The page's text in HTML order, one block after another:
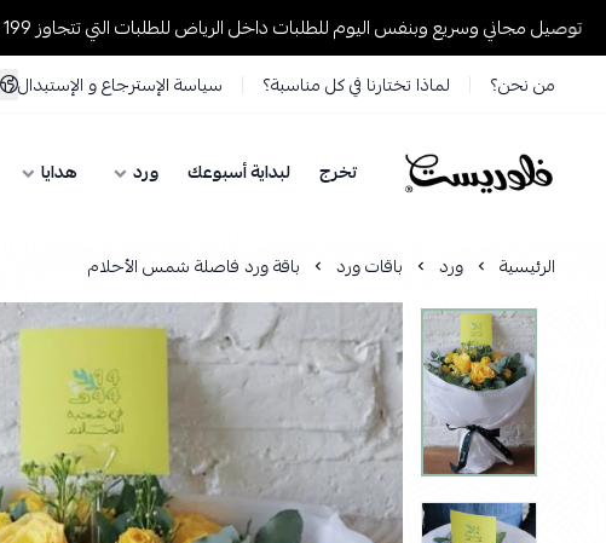
مجاني وسريع وبنفس اليوم للطلبات داخل الرياض للطلبات التي تتجاوز 199 ريال🚚
من نحن؟ لماذا تختارنا في كل مناسبة؟ سياسة الإسترجاع و الإستبدال
فلوريست Florist تخرج لبداية أسبوعك ورد هدايا
الرئيسية ورد باقات ورد باقة ورد فاصلة شمس الأحلام